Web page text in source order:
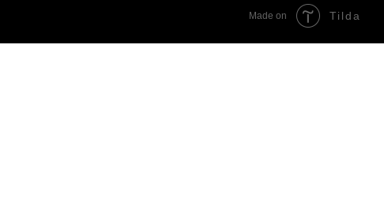
Made on Tilda